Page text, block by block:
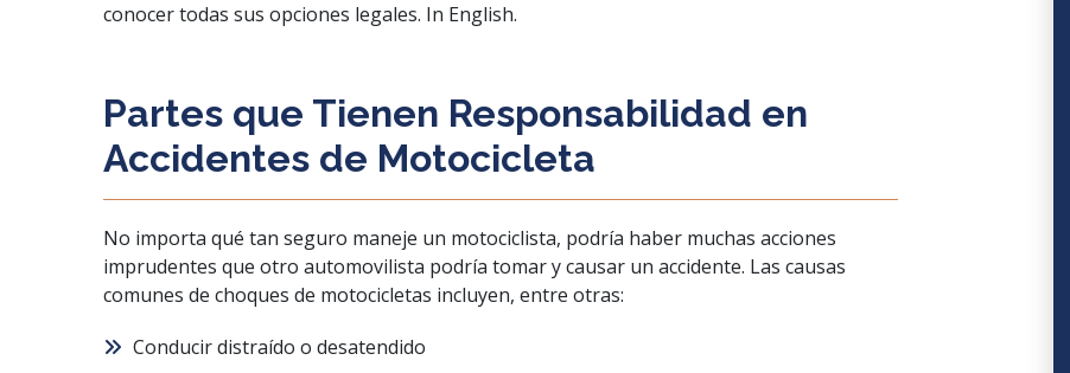
conocer todas sus opciones legales. In English.
Partes que Tienen Responsabilidad en
Accidentes de Motocicleta
No importa qué tan seguro maneje un motociclista, podría haber muchas acciones
imprudentes que otro automovilista podría tomar y causar un accidente. Las causas
comunes de choques de motocicletas incluyen, entre otras:
Conducir distraído o desatendido